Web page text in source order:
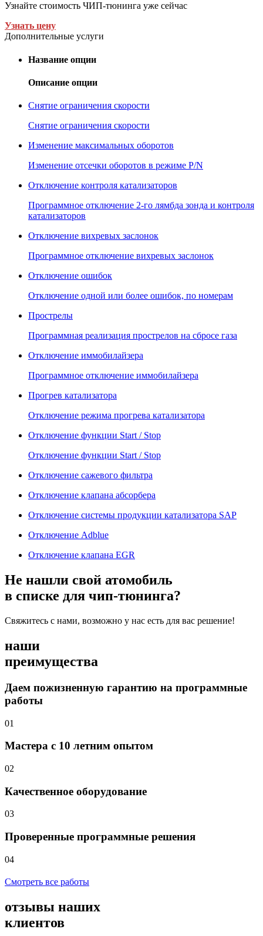
Узнайте стоимость ЧИП-тюнинга уже сейчас
Узнать цену
Дополнительные услуги
Название опции
Описание опции
Снятие ограничения скорости
Снятие ограничения скорости
Изменение максимальных оборотов
Изменение отсечки оборотов в режиме P/N
Отключение контроля катализаторов
Программное отключение 2-го лямбда зонда и контроля
катализаторов
Отключение вихревых заслонок
Программное отключение вихревых заслонок
Отключение ошибок
Отключение одной или более ошибок, по номерам
Прострелы
Программная реализация прострелов на сбросе газа
Отключение иммобилайзера
Программное отключение иммобилайзера
Прогрев катализатора
Отключение режима прогрева катализатора
Отключение функции Start / Stop
Отключение функции Start / Stop
Отключение сажевого фильтра
Отключение клапана абсорбера
Отключение системы продукции катализатора SAP
Отключение Adblue
Отключение клапана EGR
Не нашли свой атомобиль
в списке для чип-тюнинга?
Свяжитесь с нами, возможно у нас есть для вас решение!
наши
преимущества
Даем пожизненную гарантию на программные
работы
01
Мастера с 10 летним опытом
02
Качественное оборудование
03
Проверенные программные решения
04
Смотреть все работы
отзывы наших
клиентов